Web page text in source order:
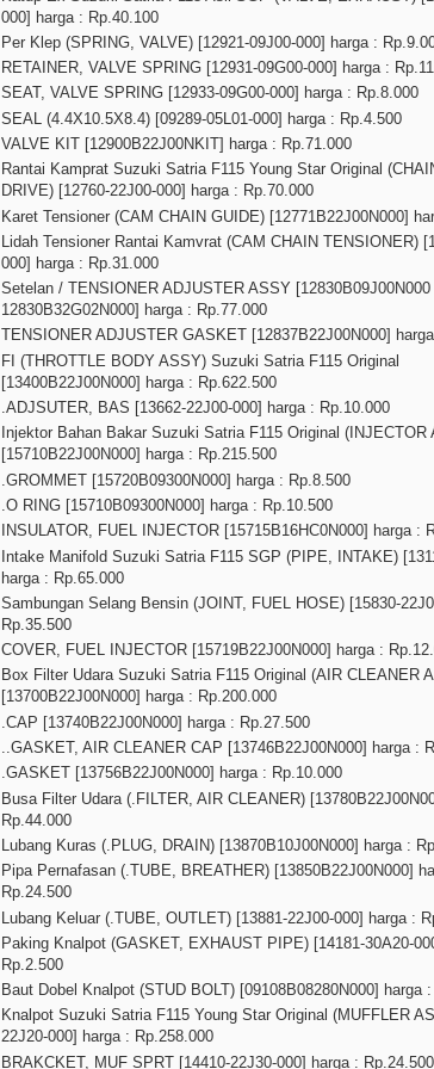
000] harga : Rp.40.100
Per Klep (SPRING, VALVE) [12921-09J00-000] harga :
RETAINER, VALVE SPRING [12931-09G00-000] harga :
SEAT, VALVE SPRING [12933-09G00-000] harga : Rp.8.000
SEAL (4.4X10.5X8.4) [09289-05L01-000] harga : Rp.4.500
VALVE KIT [12900B22J00NKIT] harga : Rp.71.000
Rantai Kamprat Suzuki Satria F115 Young Star Original
DRIVE) [12760-22J00-000] harga : Rp.70.000
Karet Tensioner (CAM CHAIN GUIDE) [12771B22J00N000]
Lidah Tensioner Rantai Kamvrat (CAM CHAIN TENSIONER)
000] harga : Rp.31.000
Setelan / TENSIONER ADJUSTER ASSY [12830B09J00N000
12830B32G02N000] harga : Rp.77.000
TENSIONER ADJUSTER GASKET [12837B22J00N000]
FI (THROTTLE BODY ASSY) Suzuki Satria F115 Original
[13400B22J00N000] harga : Rp.622.500
.ADJSUTER, BAS [13662-22J00-000] harga : Rp.10.000
Injektor Bahan Bakar Suzuki Satria F115 Original (INJECTOR
[15710B22J00N000] harga : Rp.215.500
.GROMMET [15720B09300N000] harga : Rp.8.500
.O RING [15710B09300N000] harga : Rp.10.500
INSULATOR, FUEL INJECTOR [15715B16HC0N000] harga :
Intake Manifold Suzuki Satria F115 SGP (PIPE, INTAKE)
harga : Rp.65.000
Sambungan Selang Bensin (JOINT, FUEL HOSE) [15830-
Rp.35.500
COVER, FUEL INJECTOR [15719B22J00N000] harga :
Box Filter Udara Suzuki Satria F115 Original (AIR CLEANER
[13700B22J00N000] harga : Rp.200.000
.CAP [13740B22J00N000] harga : Rp.27.500
..GASKET, AIR CLEANER CAP [13746B22J00N000] harga :
.GASKET [13756B22J00N000] harga : Rp.10.000
Busa Filter Udara (.FILTER, AIR CLEANER)
Rp.44.000
Lubang Kuras (.PLUG, DRAIN) [13870B10J00N000] harga :
Pipa Pernafasan (.TUBE, BREATHER) [13850B22J00N000]
Rp.24.500
Lubang Keluar (.TUBE, OUTLET) [13881-22J00-000] harga :
Paking Knalpot (GASKET, EXHAUST PIPE) [14181-30A20-
Rp.2.500
Baut Dobel Knalpot (STUD BOLT) [09108B08280N000] harga
Knalpot Suzuki Satria F115 Young Star Original (MUFFLER
22J20-000] harga : Rp.258.000
BRAKCKET, MUF SPRT [14410-22J30-000] harga : Rp.24.500